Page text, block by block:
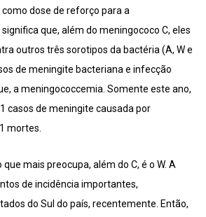
dose de reforço para a
que, além do meningococo C, eles
outros três sorotipos da bactéria (A, W e
de meningite bacteriana e infecção
a meningococcemia. Somente este ano,
casos de meningite causada por
mortes.
que mais preocupa, além do C, é o W. A
de incidência importantes,
do Sul do país, recentemente. Então,